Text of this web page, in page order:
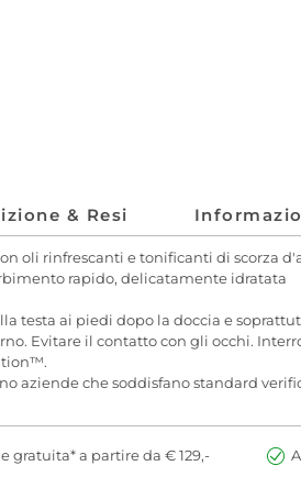
& Resi
oli rinfrescanti e tonificanti di scorza
rapido, delicatamente idratata
testa ai piedi dopo la doccia e
Evitare il contatto con gli occhi.
aziende che soddisfano standard
gratuita* a partire da € 129,-